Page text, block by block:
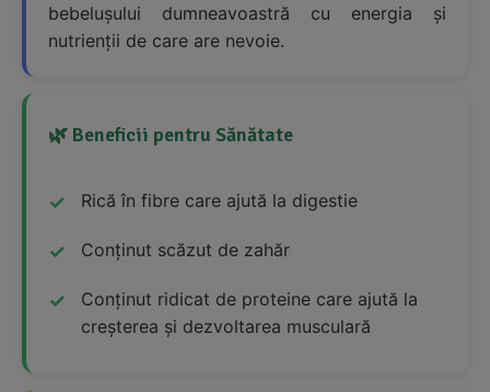
bebelușului dumneavoastră cu energia și
nutrienții de care are nevoie.
🌿 Beneficii pentru Sănătate
Rică în fibre care ajută la digestie
Conținut scăzut de zahăr
Conținut ridicat de proteine care ajută la
creșterea și dezvoltarea musculară